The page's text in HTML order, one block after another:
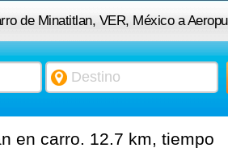
de Minatitlan, VER, México a
en carro. 12.7 km, tiempo